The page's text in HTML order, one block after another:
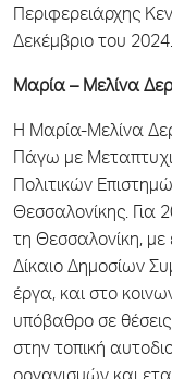
Περιφερειάρχης
Δεκέμβριο του 2024.
Μαρία – Μελίνα
Η Μαρία-Μελίνα
Πάγω με
Πολιτικών
Θεσσαλονίκης. Για
τη Θεσσαλονίκη, με
Δίκαιο Δημοσίων
έργα, και στο
υπόβαθρο σε
στην τοπική